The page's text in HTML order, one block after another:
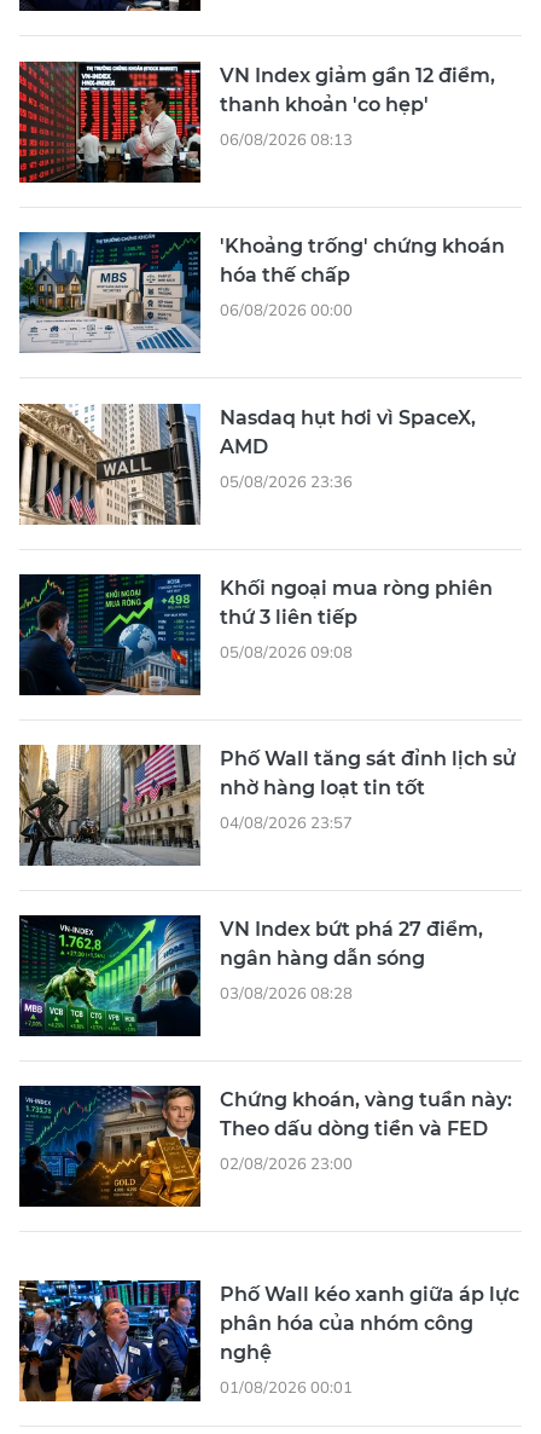
VN Index giảm gần 12 điểm,
thanh khoản 'co hẹp'
06/08/2026 08:13
'Khoảng trống' chứng khoán
hóa thế chấp
06/08/2026 00:00
Nasdaq hụt hơi vì SpaceX,
AMD
05/08/2026 23:36
Khối ngoại mua ròng phiên
thứ 3 liên tiếp
05/08/2026 09:08
Phố Wall tăng sát đỉnh lịch sử
nhờ hàng loạt tin tốt
04/08/2026 23:57
VN Index bứt phá 27 điểm,
ngân hàng dẫn sóng
03/08/2026 08:28
Chứng khoán, vàng tuần này:
Theo dấu dòng tiền và FED
02/08/2026 23:00
Phố Wall kéo xanh giữa áp lực
phân hóa của nhóm công
nghệ
01/08/2026 00:01